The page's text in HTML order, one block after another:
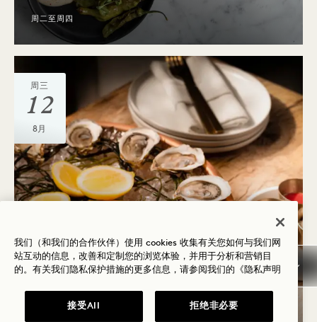
周二至周四
周三
12
8月
“周四品酒与观海”
我们（和我们的合作伙伴）使用 cookies 收集有关您如何与我们网
站互动的信息，改善和定制您的浏览体验，并用于分析和营销目
的。有关我们隐私保护措施的更多信息，请参阅我们的 《隐私声明
接受All 拒绝非必要